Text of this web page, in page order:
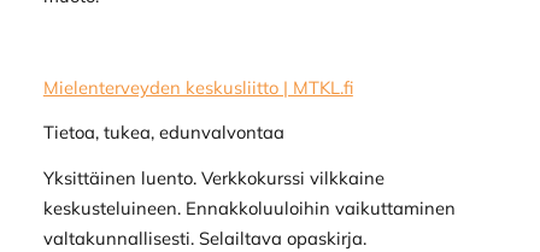
Mielenterveyden keskusliitto | MTKL.fi
Tietoa, tukea, edunvalvontaa
Yksittäinen luento. Verkkokurssi vilkkaine
keskusteluineen. Ennakkoluuloihin vaikuttaminen
valtakunnallisesti. Selailtava opaskirja.